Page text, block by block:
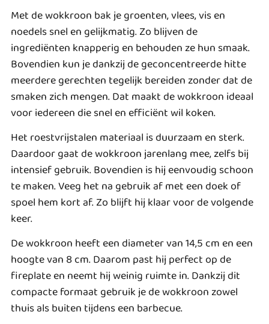
Met de wokkroon bak je groenten, vlees, vis en
noedels snel en gelijkmatig. Zo blijven de
ingrediënten knapperig en behouden ze hun smaak.
Bovendien kun je dankzij de geconcentreerde hitte
meerdere gerechten tegelijk bereiden zonder dat de
smaken zich mengen. Dat maakt de wokkroon ideaal
voor iedereen die snel en efficiënt wil koken.
Het roestvrijstalen materiaal is duurzaam en sterk.
Daardoor gaat de wokkroon jarenlang mee, zelfs bij
intensief gebruik. Bovendien is hij eenvoudig schoon
te maken. Veeg het na gebruik af met een doek of
spoel hem kort af. Zo blijft hij klaar voor de volgende
keer.
De wokkroon heeft een diameter van 14,5 cm en een
hoogte van 8 cm. Daarom past hij perfect op de
fireplate en neemt hij weinig ruimte in. Dankzij dit
compacte formaat gebruik je de wokkroon zowel
thuis als buiten tijdens een barbecue.